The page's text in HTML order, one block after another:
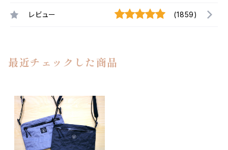
レビュー (1859)
最近チェックした商品